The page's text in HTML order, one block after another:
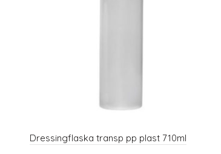
Dressingflaska transp pp plast 710ml